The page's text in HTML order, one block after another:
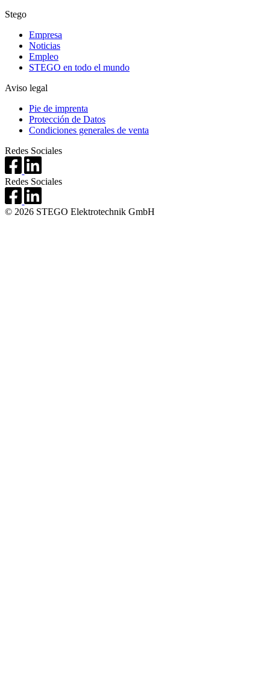
Stego
Empresa
Noticias
Empleo
STEGO en todo el mundo
Aviso legal
Pie de imprenta
Protección de Datos
Condiciones generales de venta
Redes Sociales
Redes Sociales
© 2026 STEGO Elektrotechnik GmbH